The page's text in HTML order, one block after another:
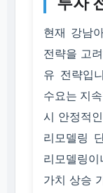
현재 강남
전략을 고
유 전략입
수요는 지
시 안정적
리모델링
리모델링이
가치 상승